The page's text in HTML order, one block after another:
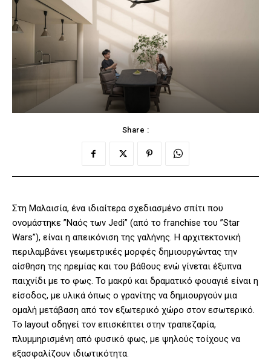
Share :
Στη Μαλαισία, ένα ιδιαίτερα σχεδιασμένο σπίτι που
ονομάστηκε ”Ναός των Jedi” (από το franchise του ”Star
Wars”), είναι η απεικόνιση της γαλήνης. Η αρχιτεκτονική
περιλαμβάνει γεωμετρικές μορφές δημιουργώντας την
αίσθηση της ηρεμίας και του βάθους ενώ γίνεται έξυπνα
παιχνίδι με το φως. Το μακρύ και δραματικό φουαγιέ είναι η
είσοδος, με υλικά όπως ο γρανίτης να δημιουργούν μια
ομαλή μετάβαση από τον εξωτερικό χώρο στον εσωτερικό.
Το layout οδηγεί τον επισκέπτει στην τραπεζαρία,
πλυμμηρισμένη από φυσικό φως, με ψηλούς τοίχους να
εξασφαλίζουν ιδιωτικότητα.